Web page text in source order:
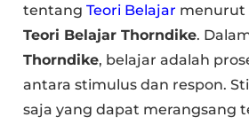
tentangTeori Belajar menurut
Teori Belajar Thorndike.
Thorndike, belajar adalah
antara stimulus dan respon.
saja yang dapat merangsang